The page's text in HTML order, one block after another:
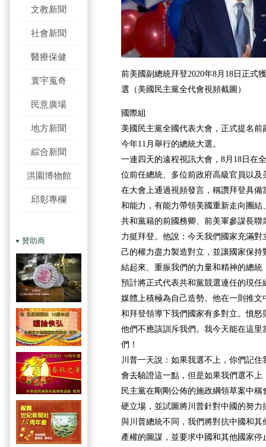
文教新聞
社會新聞
醫療保健
寰宇蒐奇
民意廣場
地方新聞
綜合新聞
洪園博物館
邱彰專欄
贊助商
前美國副總統拜登2020年8月18日正式
選（美國民主黨全代會視頻截圖）
國際組
美國民主黨全國代表大會，正式提名
今年11月舉行的總統大選。
一連四天的遠程視訊大會， 8月18日在
位前任總統、多位前政府高級官員以
在大會上通過視頻發言，稱讚拜登具
和能力，有能力帶領美國重新走向團結
共和黨籍的前國務卿、前美軍參謀長
力挺拜登。他說：今天我們國家充滿
己的權力盡力製造對立，並讓國家保
結起來、重振我們的力量和精神的總統
預計將正式代表共和黨競選連任的現
媒體上積極為自己造勢。他在一則推
和拜登領導下我們國家有多對立。憤
他們不應該訓斥我們。我今天能在這
們！
川普一天說：如果我選不上，你們記
會去驗證這一點，但是如果我們選不
民主黨在剛剛公佈的施政綱領草案中
硬立場，並試圖將川普針對中國的努
與川普總統不同，我們將對抗中國和
產權的圖謀，並要求中國和其他國家